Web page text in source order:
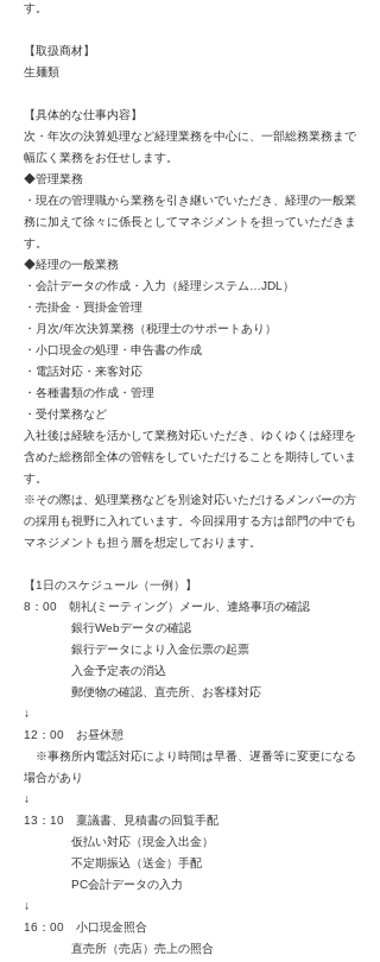
す。
【取扱商材】
生麺類
【具体的な仕事内容】
次・年次の決算処理など経理業務を中心に、一部総務業務まで
幅広く業務をお任せします。
◆管理業務
・現在の管理職から業務を引き継いでいただき、経理の一般業
務に加えて徐々に係長としてマネジメントを担っていただきま
す。
◆経理の一般業務
・会計データの作成・入力（経理システム…JDL）
・売掛金・買掛金管理
・月次/年次決算業務（税理士のサポートあり）
・小口現金の処理・申告書の作成
・電話対応・来客対応
・各種書類の作成・管理
・受付業務など
入社後は経験を活かして業務対応いただき、ゆくゆくは経理を
含めた総務部全体の管轄をしていただけることを期待していま
す。
※その際は、処理業務などを別途対応いただけるメンバーの方
の採用も視野に入れています。今回採用する方は部門の中でも
マネジメントも担う層を想定しております。
【1日のスケジュール（一例）】
8：00 朝礼(ミーティング）メール、連絡事項の確認
銀行Webデータの確認
銀行データにより入金伝票の起票
入金予定表の消込
郵便物の確認、直売所、お客様対応
↓
12：00 お昼休憩
※事務所内電話対応により時間は早番、遅番等に変更になる
場合があり
↓
13：10 稟議書、見積書の回覧手配
仮払い対応（現金入出金）
不定期振込（送金）手配
PC会計データの入力
↓
16：00 小口現金照合
直売所（売店）売上の照合